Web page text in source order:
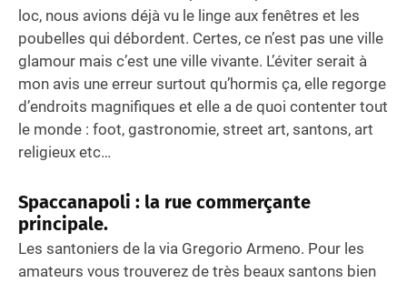
loc, nous avions déjà vu le linge aux fenêtres et les
poubelles qui débordent. Certes, ce n’est pas une ville
glamour mais c’est une ville vivante. L’éviter serait à
mon avis une erreur surtout qu’hormis ça, elle regorge
d’endroits magnifiques et elle a de quoi contenter tout
le monde : foot, gastronomie, street art, santons, art
religieux etc…
Spaccanapoli : la rue commerçante
principale.
Les santoniers de la via Gregorio Armeno. Pour les
amateurs vous trouverez de très beaux santons bien